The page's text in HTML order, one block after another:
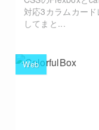
対応3カラムカー
してまと...
Web